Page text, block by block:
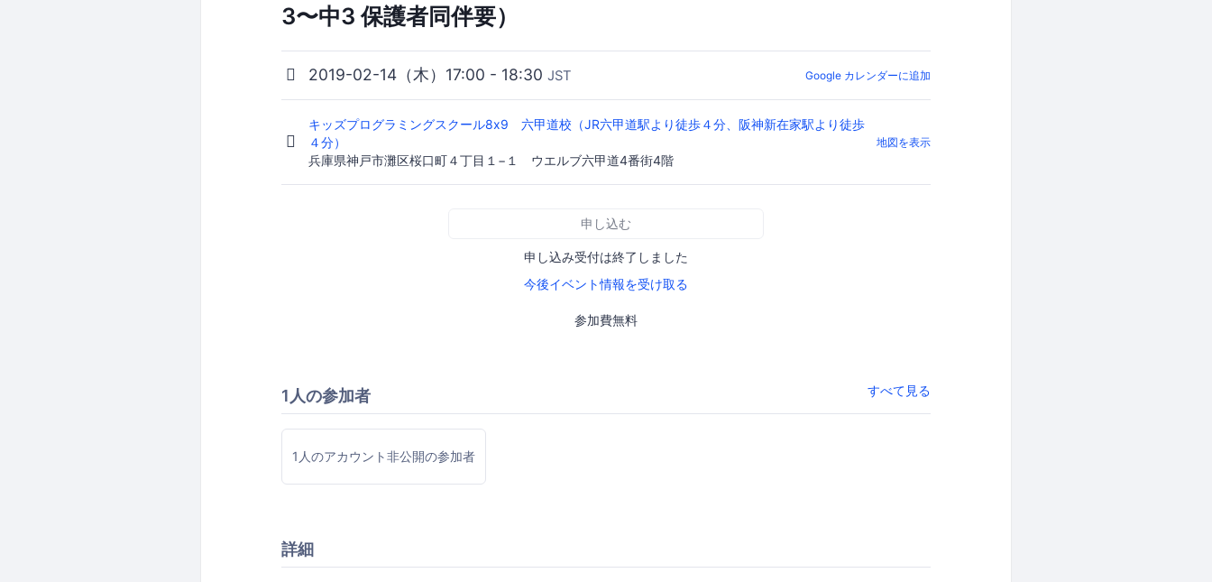
3〜中3 保護者同伴要）
2019-02-14（木）17:00 - 18:30 JST Google カレンダーに追加
キッズプログラミングスクール8x9 六甲道校（JR六甲道駅より徒歩４分、阪神新在家駅より徒歩
４分）
兵庫県神戸市灘区桜口町４丁目１−１ ウエルブ六甲道4番街4階
地図を表示
申し込む
申し込み受付は終了しました
今後イベント情報を受け取る
参加費無料
1人の参加者 すべて見る
1人のアカウント非公開の参加者
詳細